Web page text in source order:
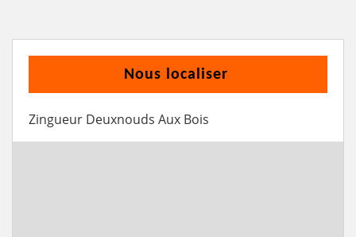
Nous localiser
Zingueur Deuxnouds Aux Bois